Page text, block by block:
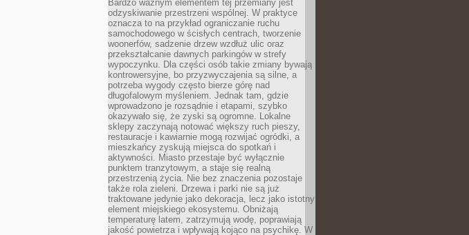
Bardzo ważnym elementem tej przemiany jest
odzyskiwanie przestrzeni wspólnej. W praktyce
oznacza to na przykład ograniczanie ruchu
samochodowego w ścisłych centrach, tworzenie
woonerfów, sadzenie drzew wzdłuż ulic oraz
przekształcanie dawnych parkingów w strefy
wypoczynku. Dla części osób takie zmiany bywają
kontrowersyjne, bo przyzwyczajenia są silne, a
potrzeba wygody często bierze górę nad
długofalowym myśleniem. Jednak tam, gdzie
wprowadzono je rozsądnie i etapami, szybko
okazywało się, że zyski są ogromne. Lokalne
sklepy zaczynają notować większy ruch pieszy,
restauracje i kawiarnie mogą rozwijać ogródki, a
mieszkańcy zyskują miejsca do spotkań i
aktywności. Miasto przestaje być wyłącznie
punktem tranzytowym, a staje się realną
przestrzenią życia. Nie bez znaczenia pozostaje
także rola zieleni. Drzewa i parki nie są już
traktowane jedynie jako dekoracja, lecz jako istotny
element miejskiego ekosystemu. Obniżają
temperaturę latem, zatrzymują wodę, poprawiają
jakość powietrza i wpływają kojąco na psychikę. W